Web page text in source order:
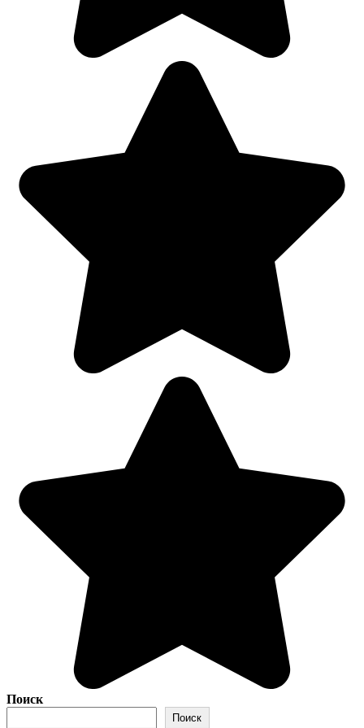
Поиск
Поиск